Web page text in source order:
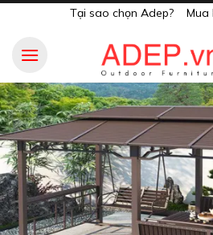
content
Tại sao chọn Adep? Mua